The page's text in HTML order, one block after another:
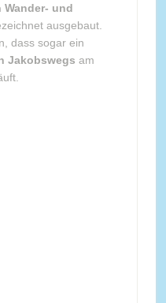
Wander- und
ausgebaut.
dass sogar ein
Jakobswegs am